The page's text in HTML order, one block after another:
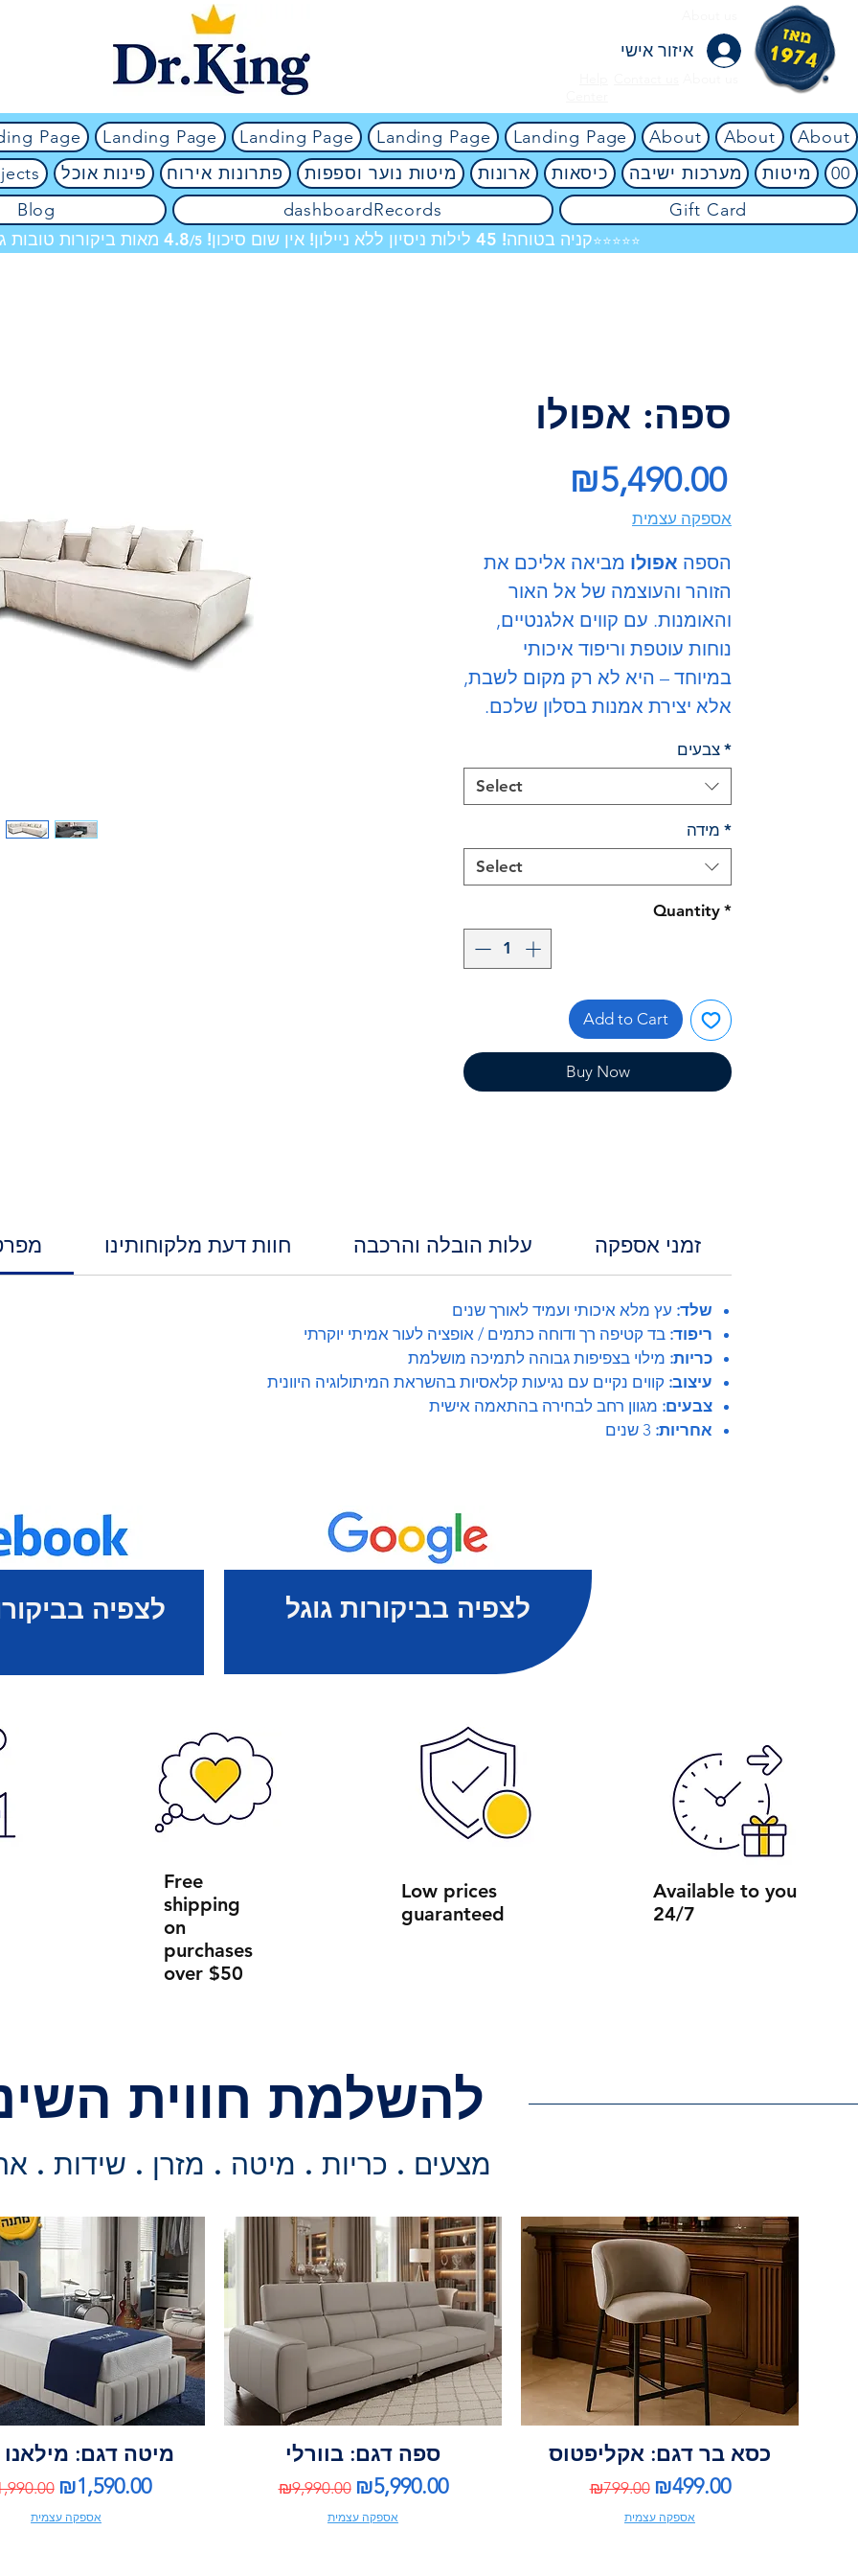
איזור אישי
About
About
About
Landing Page
Landing Page
Landing Page
Landing Page
Page
00
מיטות מערכות ישיבה כיסאות ארונות מיטות נוער וספפות פתרונות אירוח פינות אוכל
Gift Card
dashboardRecords
Blog
⭐⭐⭐⭐⭐קניה בטוחה! 45 לילות ניסיון ללא ניילון! אין שום סיכון! 4.8 /5 מאות ביקורות טובות
ספה: אפולו
₪5,490.00Price
אספקה עצמית
הספה אפולו מביאה אליכם את
הזוהר והעוצמה של אל האור
והאומנות. עם קווים אלגנטיים,
נוחות עוטפת וריפוד איכותי
במיוחד – היא לא רק מקום לשבת,
אלא יצירת אמנות בסלון שלכם.
צבעים *
Select
מידה *
Select
Quantity *
Add to Cart
Buy Now
חוות דעת מלקוחותינו עלות הובלה והרכבה זמני אספקה
שלד: עץ מלא איכותי ועמיד לאורך שנים
ריפוד: בד קטיפה רך ודוחה כתמים / אופציה לעור אמיתי יוקרתי
כריות: מילוי בצפיפות גבוהה לתמיכה מושלמת
עיצוב: קווים נקיים עם נגיעות קלאסיות בהשראת המיתולוגיה היוונית
צבעים: מגוון רחב לבחירה בהתאמה אישית
אחריות:
לצפיה לצפיה בביקורות גוגל
Free
shipping
on
purchases
over $50
Low prices
guaranteed
Available to you
24/7
להשלמת חווית
מצעים . כריות . מיטה . מזרן . שידות .
מיטה דגם: מילאנו
Price
Sale Price
₪1,590.00
אספקה עצמית
ספה דגם: בוורלי
Regular Price
₪9,990.00 Sale Price
₪5,990.00
אספקה עצמית
כסא בר דגם: אקליפטוס
Regular Price
₪799.00 Sale Price
₪499.00
אספקה עצמית